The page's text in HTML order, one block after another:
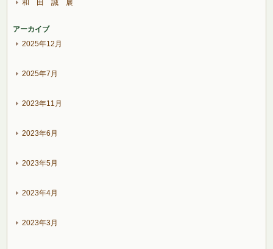
和 田 誠 展
アーカイブ
2025年12月
2025年7月
2023年11月
2023年6月
2023年5月
2023年4月
2023年3月